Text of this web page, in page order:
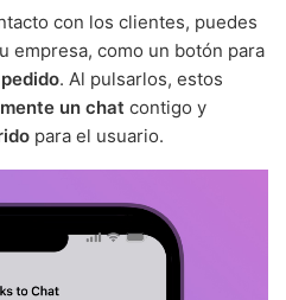
con los clientes, puedes
empresa, como un botón para
. Al pulsarlos, estos
un chat contigo y
para el usuario.